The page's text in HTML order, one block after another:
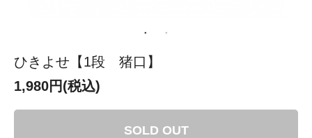
ひきよせ【1段 猪口】
1,980円(税込)
SOLD OUT